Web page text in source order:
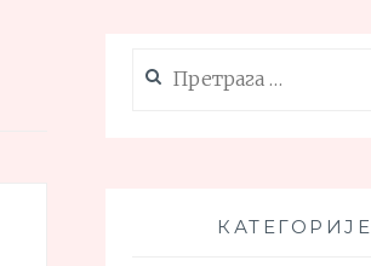
за:
КАТЕГОРИЈЕ